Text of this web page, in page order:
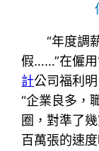
“年度調
假……”在僱
計公司福利
“企業良多，
圈，對準了
百萬張的速